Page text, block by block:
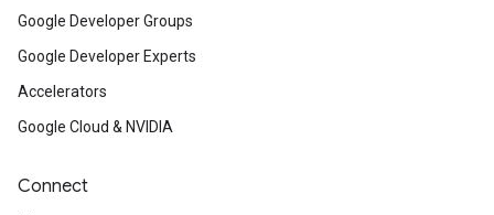
Google Developer Groups
Google Developer Experts
Accelerators
Google Cloud & NVIDIA
Connect